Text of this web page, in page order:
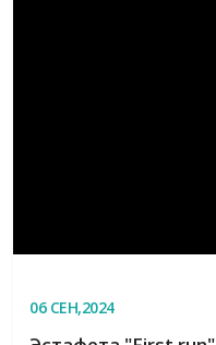
06СЕН,2024